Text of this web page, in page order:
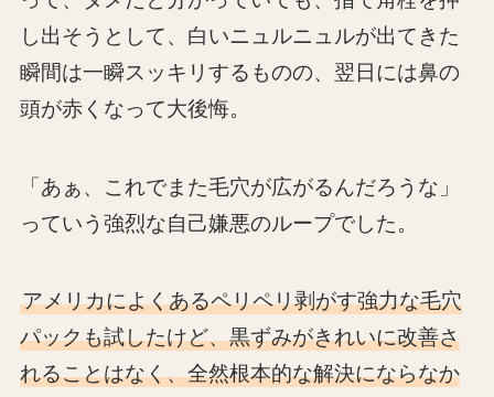
し出そうとして、白いニュルニュルが出てきた
瞬間は一瞬スッキリするものの、翌日には鼻の
頭が赤くなって大後悔。
「あぁ、これでまた毛穴が広がるんだろうな」
っていう強烈な自己嫌悪のループでした。
アメリカによくあるペリペリ剥がす強力な毛穴
パックも試したけど、黒ずみがきれいに改善さ
れることはなく、全然根本的な解決にならなか